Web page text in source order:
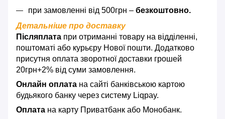
при замовленні від 500грн – безкоштовно.
Детальніше про доставку
Післяплата при отриманні товару на відділенні,
поштоматі або курьєру Нової пошти. Додатково
присутня оплата зворотної доставки грошей
20грн+2% від суми замовлення.
Онлайн оплата на сайті банківською картою
будьякого банку через систему Liqpay.
Оплата на карту Приватбанк або Монобанк.